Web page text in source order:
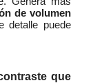
de volumen
detalle puede
que